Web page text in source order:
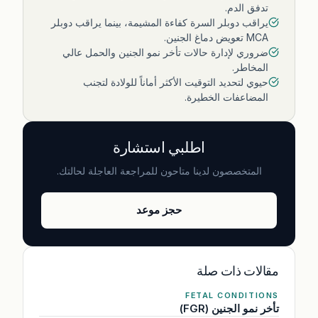
تدفق الدم.
يراقب دوبلر السرة كفاءة المشيمة، بينما يراقب دوبلر
MCA تعويض دماغ الجنين.
ضروري لإدارة حالات تأخر نمو الجنين والحمل عالي
المخاطر.
حيوي لتحديد التوقيت الأكثر أماناً للولادة لتجنب
المضاعفات الخطيرة.
اطلبي استشارة
المتخصصون لدينا متاحون للمراجعة العاجلة لحالتك.
حجز موعد
مقالات ذات صلة
FETAL CONDITIONS
تأخر نمو الجنين (FGR)